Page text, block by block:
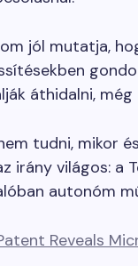
jól mutatja,
áthidalni,
tudni, mikor
irány világos: a
autonóm
Reveals